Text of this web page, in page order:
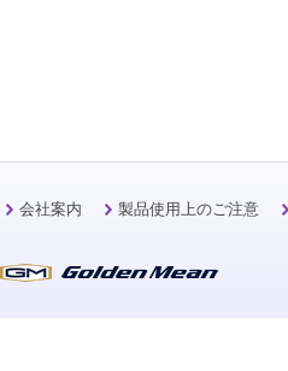
会社案内 製品使用上のご注意